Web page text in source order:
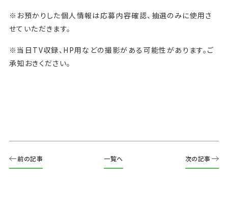
※お預かりした個人情報は応募内容確認、抽選のみに使用さ
せていただきます。
※当日TV収録、HP用などの撮影がある可能性があります。ご
承知おきください。
前の記事 一覧へ 次の記事